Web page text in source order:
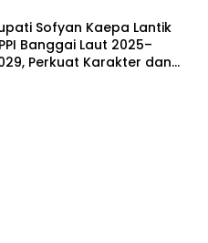
Sofyan Kaepa Lantik
Banggai Laut 2025–
Perkuat Karakter dan